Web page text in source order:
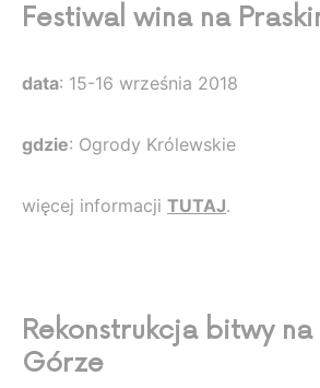
Festiwal wina na
data: 15-16 września 2018
gdzie: Ogrody Królewskie
więcej informacji TUTAJ.
Rekonstrukcja bitwy na
Górze